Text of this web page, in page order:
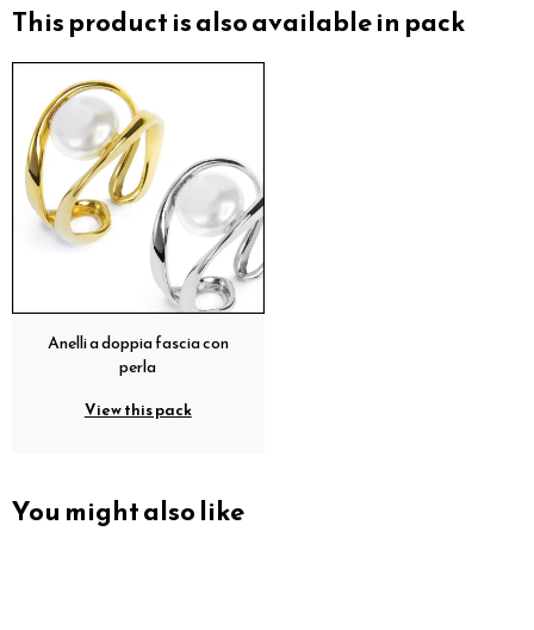
This product is also available in pack
Anelli a doppia fascia con
perla
View this pack
You might also like